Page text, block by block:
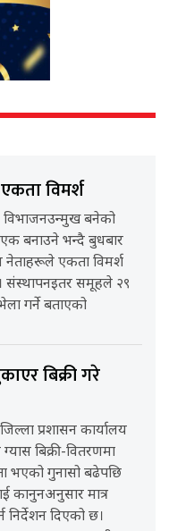
विमर्श
विभाजनउन्मुख बनेको
बनाउने भन्दै बुधबार
नेताहरूले एकता विमर्श
संस्थापनइतर समूहले २९
भेला गर्ने बताएको
बिक्री गरे
प्रशासन कार्यालय
बिक्री-वितरणमा
भएको गुनासो बढेपछि
कानुनअनुसार मात्र
निर्देशन दिएको छ।